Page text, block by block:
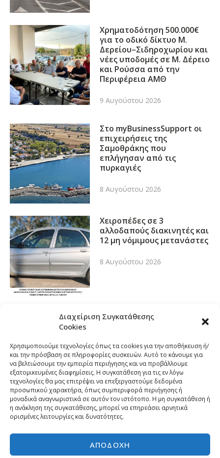
Διαχείριση Συγκατάθεσης
Cookies
Χρησιμοποιούμε τεχνολογίες όπως τα cookies για την αποθήκευση ή/
και την πρόσβαση σε πληροφορίες συσκευών. Αυτό το κάνουμε για
να βελτιώσουμε την εμπειρία περιήγησης και να προβάλλουμε
εξατομικευμένες διαφημίσεις. Η συγκατάθεση για τις εν λόγω
τεχνολογίες θα μας επιτρέψει να επεξεργαστούμε δεδομένα
προσωπικού χαρακτήρα, όπως συμπεριφορά περιήγησης ή
μοναδικά αναγνωριστικά σε αυτόν τον ιστότοπο. Η μη συγκατάθεση ή
η ανάκληση της συγκατάθεσης, μπορεί να επηρεάσει αρνητικά
ορισμένες λειτουργίες και δυνατότητες.
ΑΠΟΔΟΧΉ
Χρηματοδότηση 500.000€
για το οδικό δίκτυο Μ.
Δερείου–Σιδηροχωρίου και
νέες υποδομές σε Μ. Δέρειο
και Ρούσσα από την
Περιφέρεια ΑΜΘ
9 Αυγούστου 2026
Στο myBusinessSupport οι
επιχειρήσεις της
Σαμοθράκης που
επλήγησαν από τις
πυρκαγιές
8 Αυγούστου 2026
Χειροπέδες σε 3
αλλοδαπούς διακινητές και
12 μη νόμιμους μετανάστες
8 Αυγούστου 2026